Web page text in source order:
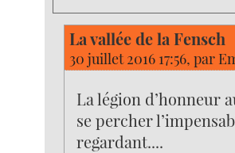
La vallée de la Fensch
30 juillet 2016 17:56, par
La légion d’honneur
se percher
regardant....